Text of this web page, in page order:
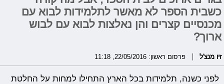
כשבית הספר לא מאשר לתלמידות לבוא עם
מכנסיים קצרים והן נאלצות לבוא עם לבוש
ארוך?
זיו מנצ'ל פרסום ראשון: 22/05/2016, 11:18
לפני כשנה, תלמידות בכל הארץ התחילו למחות על החלטת